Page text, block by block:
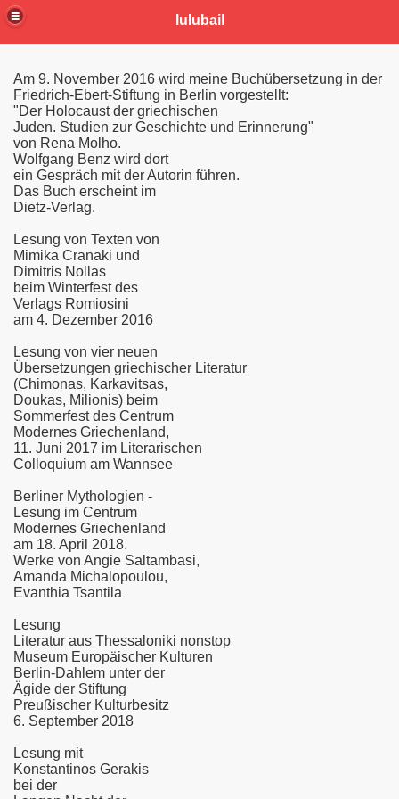
lulubail
Am 9. November 2016 wird meine Buchübersetzung in der
Friedrich-Ebert-Stiftung in Berlin vorgestellt:
"Der Holocaust der griechischen
Juden. Studien zur Geschichte und Erinnerung"
von Rena Molho.
Wolfgang Benz wird dort
ein Gespräch mit der Autorin führen.
Das Buch erscheint im
Dietz-Verlag.
Lesung von Texten von
Mimika Cranaki und
Dimitris Nollas
beim Winterfest des
Verlags Romiosini
am 4. Dezember 2016
Lesung von vier neuen
Übersetzungen griechischer Literatur
(Chimonas, Karkavitsas,
Doukas, Milionis) beim
Sommerfest des Centrum
Modernes Griechenland,
11. Juni 2017 im Literarischen
Colloquium am Wannsee
Berliner Mythologien -
Lesung im Centrum
Modernes Griechenland
am 18. April 2018.
Werke von Angie Saltambasi,
Amanda Michalopoulou,
Evanthia Tsantila
Lesung
Literatur aus Thessaloniki nonstop
Museum Europäischer Kulturen
Berlin-Dahlem unter der
Ägide der Stiftung
Preußischer Kulturbesitz
6. September 2018
Lesung mit
Konstantinos Gerakis
bei der